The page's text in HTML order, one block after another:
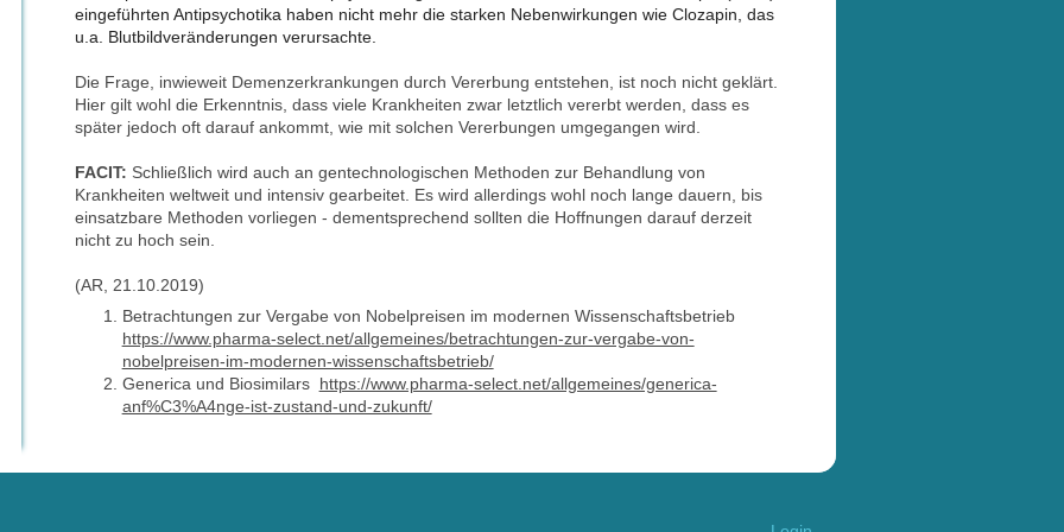
eingeführten Antipsychotika haben nicht mehr die starken Nebenwirkungen wie Clozapin, das
u.a. Blutbildveränderungen verursachte.
Die Frage, inwieweit Demenzerkrankungen durch Vererbung entstehen, ist noch nicht geklärt.
Hier gilt wohl die Erkenntnis, dass viele Krankheiten zwar letztlich vererbt werden, dass es
später jedoch oft darauf ankommt, wie mit solchen Vererbungen umgegangen wird.
FACIT: Schließlich wird auch an gentechnologischen Methoden zur Behandlung von
Krankheiten weltweit und intensiv gearbeitet. Es wird allerdings wohl noch lange dauern, bis
einsatzbare Methoden vorliegen - dementsprechend sollten die Hoffnungen darauf derzeit
nicht zu hoch sein.
(AR, 21.10.2019)
Betrachtungen zur Vergabe von Nobelpreisen im modernen Wissenschaftsbetrieb
https://www.pharma-select.net/allgemeines/betrachtungen-zur-vergabe-von-
nobelpreisen-im-modernen-wissenschaftsbetrieb/
Generica und Biosimilars https://www.pharma-select.net/allgemeines/generica-
anf%C3%A4nge-ist-zustand-und-zukunft/